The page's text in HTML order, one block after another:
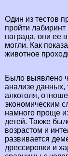
Один из тестов
пройти лабиринт
награда, они ее
могли. Как
животное
Было выявлено
анализе данных,
алкоголя,
экономическим
намного проще
детей. Также
возрастом и
развивается
дрессировки и